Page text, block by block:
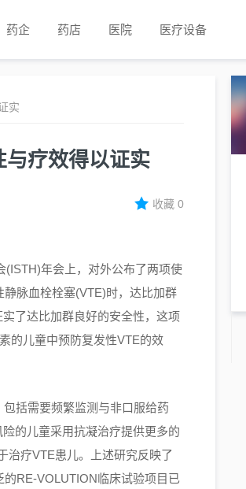
药企 药店 医院 医疗设备
实
疗效得以证实
收藏0
(ISTH)年会上，对外公布了两项使
脉血栓栓塞(VTE)时，达比加群
了达比加群良好的安全性，这项
的儿童中预防复发性VTE的效
括需要频繁监测与非口服给药
的儿童采用抗凝治疗提供更多的
治疗VTE患儿。上述研究反映了
RE-VOLUTION临床试验项目已